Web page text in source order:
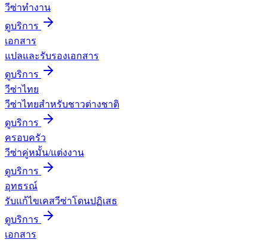
วีซ่าทำงาน
ดูบริการ
เอกสาร
แปลและรับรองเอกสาร
ดูบริการ
วีซ่าไทย
วีซ่าไทยสำหรับชาวต่างชาติ
ดูบริการ
ครอบครัว
วีซ่าคู่หมั้น/แต่งงาน
ดูบริการ
อุทธรณ์
รับแก้ไขเคสวีซ่าโดนปฏิเสธ
ดูบริการ
เอกสาร